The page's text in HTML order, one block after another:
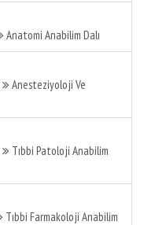
Anatomi Anabilim Dalı
Anesteziyoloji Ve
Tıbbi Patoloji Anabilim
Tıbbi Farmakoloji Anabilim